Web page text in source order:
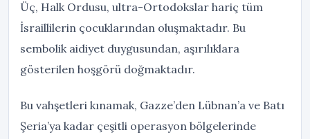
Üç, Halk Ordusu, ultra-Ortodokslar hariç tüm
İsraillilerin çocuklarından oluşmaktadır. Bu
sembolik aidiyet duygusundan, aşırılıklara
gösterilen hoşgörü doğmaktadır.
Bu vahşetleri kınamak, Gazze’den Lübnan’a ve Batı
Şeria’ya kadar çeşitli operasyon bölgelerinde